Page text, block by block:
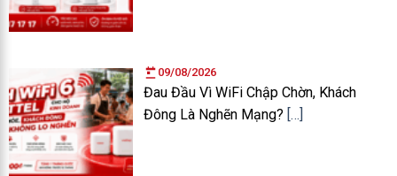
09/08/2026
Đau Đầu Vì WiFi Chập Chờn, Khách
Đông Là Nghẽn Mạng? […]